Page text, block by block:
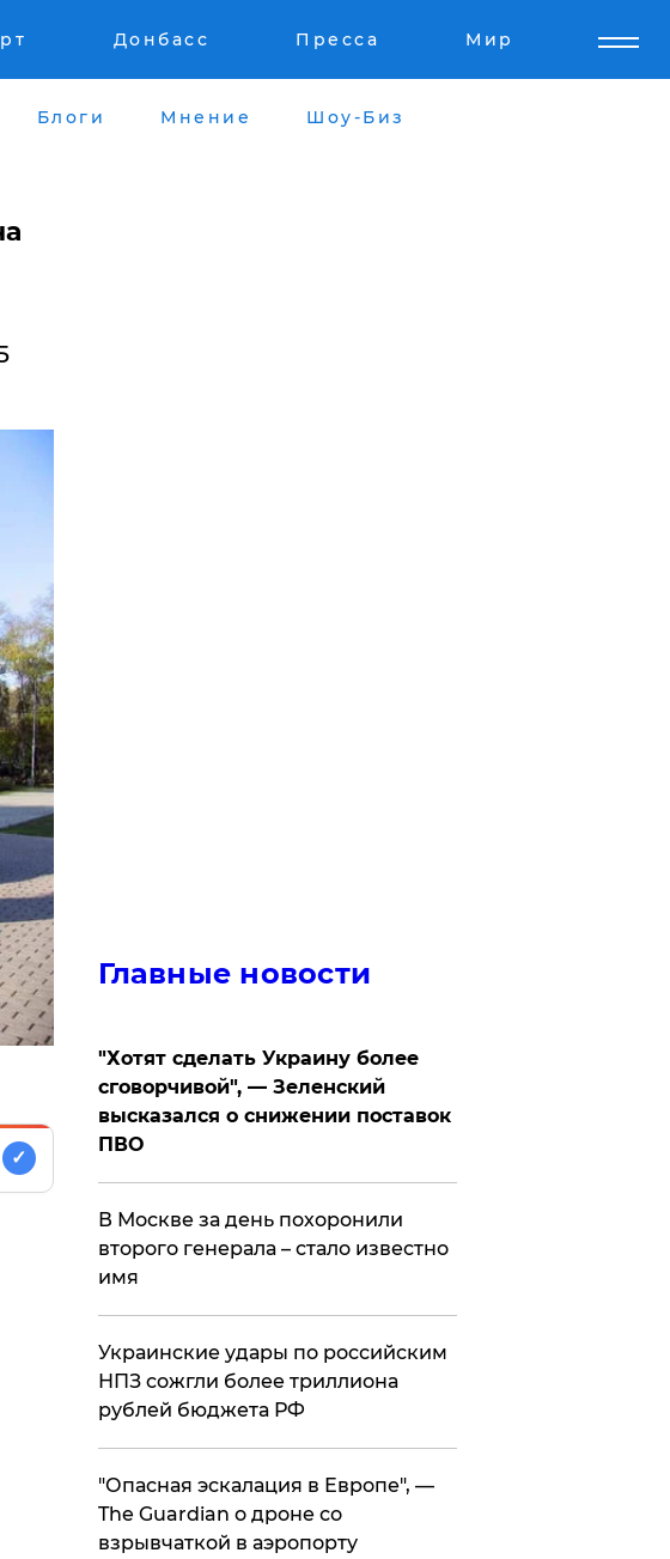
Донбасс Пресса Мир
Блоги Мнение Шоу-Биз
✓
Главные новости
​"Хотят сделать Украину более
сговорчивой", — Зеленский
высказался о снижении поставок
ПВО
В Москве за день похоронили
второго генерала – стало известно
имя
Украинские удары по российским
НПЗ сожгли более триллиона
рублей бюджета РФ
"Опасная эскалация в Европе", —
The Guardian о дроне со
взрывчаткой в аэропорту